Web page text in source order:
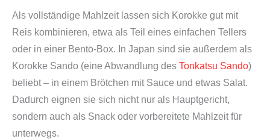
g
r
o
b
S
e
m
Als vollständige Mahlzeit lassen sich Korokke gut mit
Reis kombinieren, etwa als Teil eines einfachen Tellers
oder in einer Bentō-Box. In Japan sind sie außerdem als
Korokke Sando (eine Abwandlung des Tonkatsu Sando)
beliebt – in einem Brötchen mit Sauce und etwas Salat.
Dadurch eignen sie sich nicht nur als Hauptgericht,
sondern auch als Snack oder vorbereitete Mahlzeit für
unterwegs.